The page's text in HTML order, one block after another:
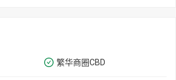
繁华商圈​​CBD